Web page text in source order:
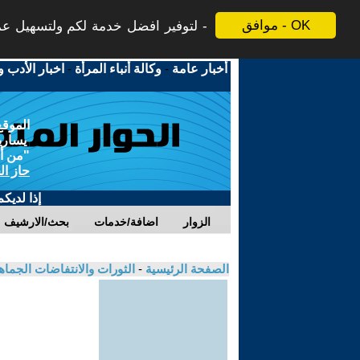
موافق - OK لتوفير افضل خدمة لكم ولتسهيل
أخبار عامة -وكالة أنباء المرأة - اخبار الأدب
"من
حاز
إذا
بحث/الارشيف اضافة/خدمات الزوار
الصفحة الرئيسية - الثورات والانتفاضات